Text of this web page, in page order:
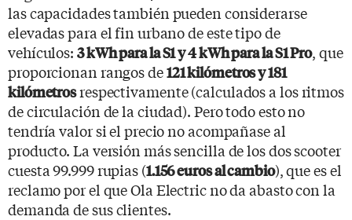
las capacidades también pueden considerarse
elevadas para el fin urbano de este tipo de
vehículos: 3 kWh para la S1 y 4 kWh para la S1 Pro, que
proporcionan rangos de121 kilómetros y 181
kilómetrosrespectivamente (calculados a los ritmos
de circulación de la ciudad). Pero todo esto no
tendría valor si el precio no acompañase al
producto. La versión más sencilla de los dos scooter
cuesta 99.999 rupias (1.156 euros al cambio), que es el
reclamo por el que Ola Electric no da abasto con la
demanda de sus clientes.